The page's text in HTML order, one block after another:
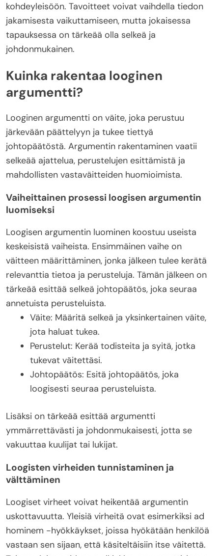
kohdeyleisöön. Tavoitteet voivat vaihdella tiedon
jakamisesta vaikuttamiseen, mutta jokaisessa
tapauksessa on tärkeää olla selkeä ja
johdonmukainen.
Kuinka rakentaa looginen
argumentti?
Looginen argumentti on väite, joka perustuu
järkevään päättelyyn ja tukee tiettyä
johtopäätöstä. Argumentin rakentaminen vaatii
selkeää ajattelua, perustelujen esittämistä ja
mahdollisten vastaväitteiden huomioimista.
Vaiheittainen prosessi loogisen argumentin
luomiseksi
Loogisen argumentin luominen koostuu useista
keskeisistä vaiheista. Ensimmäinen vaihe on
väitteen määrittäminen, jonka jälkeen tulee kerätä
relevanttia tietoa ja perusteluja. Tämän jälkeen on
tärkeää esittää selkeä johtopäätös, joka seuraa
annetuista perusteluista.
Väite: Määritä selkeä ja yksinkertainen väite,
jota haluat tukea.
Perustelut: Kerää todisteita ja syitä, jotka
tukevat väitettäsi.
Johtopäätös: Esitä johtopäätös, joka
loogisesti seuraa perusteluista.
Lisäksi on tärkeää esittää argumentti
ymmärrettävästi ja johdonmukaisesti, jotta se
vakuuttaa kuulijat tai lukijat.
Loogisten virheiden tunnistaminen ja
välttäminen
Loogiset virheet voivat heikentää argumentin
uskottavuutta. Yleisiä virheitä ovat esimerkiksi ad
hominem -hyökkäykset, joissa hyökätään henkilöä
vastaan sen sijaan, että käsiteltäisiin itse väitettä.